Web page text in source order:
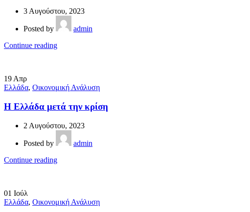
3 Αυγούστου, 2023
Posted by
admin
Continue reading
19 Απρ
Ελλάδα, Οικονομική Ανάλυση
Η Ελλάδα μετά την κρίση
2 Αυγούστου, 2023
Posted by
admin
Continue reading
01 Ιούλ
Ελλάδα, Οικονομική Ανάλυση